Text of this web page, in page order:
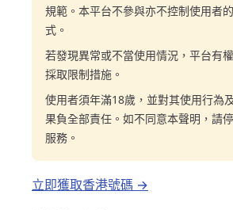
規範。本平台不參與亦不控制使用者
式。
若發現異常或不當使用情況，平台有
採取限制措施。
使用者須年滿18歲，並對其使用行為
果負全部責任。如不同意本聲明，請
服務。
立即獲取香港號碼 →